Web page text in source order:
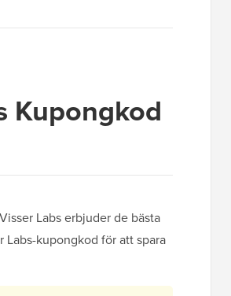
Kupongkod
Labs erbjuder de bästa
kupongkod för att spara